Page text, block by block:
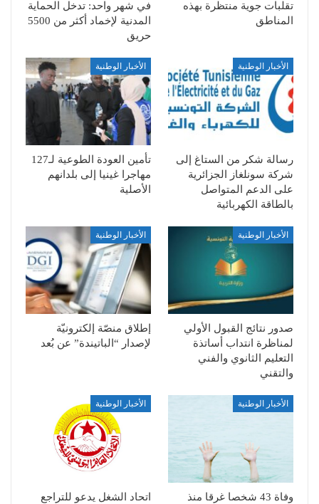
تقلبات جوية منتظرة بهذه
المناطق
في شهر واحد: تدخل الحماية
المدنية لإخماد أكثر من 5500
حريق
الأخبار الوطنية
رسالة شكر من الستاغ إلى
شركة سونلغاز الجزائرية
على الدعم المتواصل
بالطاقة الكهربائية
الأخبار الوطنية
تأمين العودة الطوعية لـ127
مهاجرا غينيا إلى بلدانهم
الأصلية
الأخبار الوطنية
صدور نتائج القبول الأولي
لمناظرة انتداب أساتذة
التعليم الثانوي والفني
والتقني
الأخبار الوطنية
إطلاق منصّة إلكترونيّة
لإصدار “الباتيندة” عن بُعد
الأخبار الوطنية
وفاة 43 شخصا غرقا منذ
الأخبار الوطنية
اتحاد الشغل يدعو للتراجع